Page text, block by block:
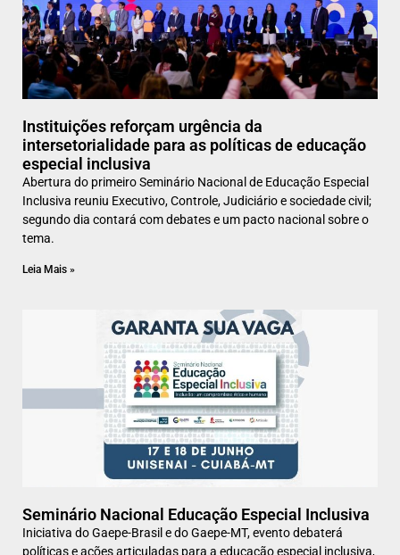
Instituições reforçam urgência da
intersetorialidade para as políticas de educação
especial inclusiva
Abertura do primeiro Seminário Nacional de Educação Especial
Inclusiva reuniu Executivo, Controle, Judiciário e sociedade civil;
segundo dia contará com debates e um pacto nacional sobre o
tema.
Leia Mais »
Seminário Nacional Educação Especial Inclusiva
Iniciativa do Gaepe-Brasil e do Gaepe-MT, evento debaterá
políticas e ações articuladas para a educação especial inclusiva,